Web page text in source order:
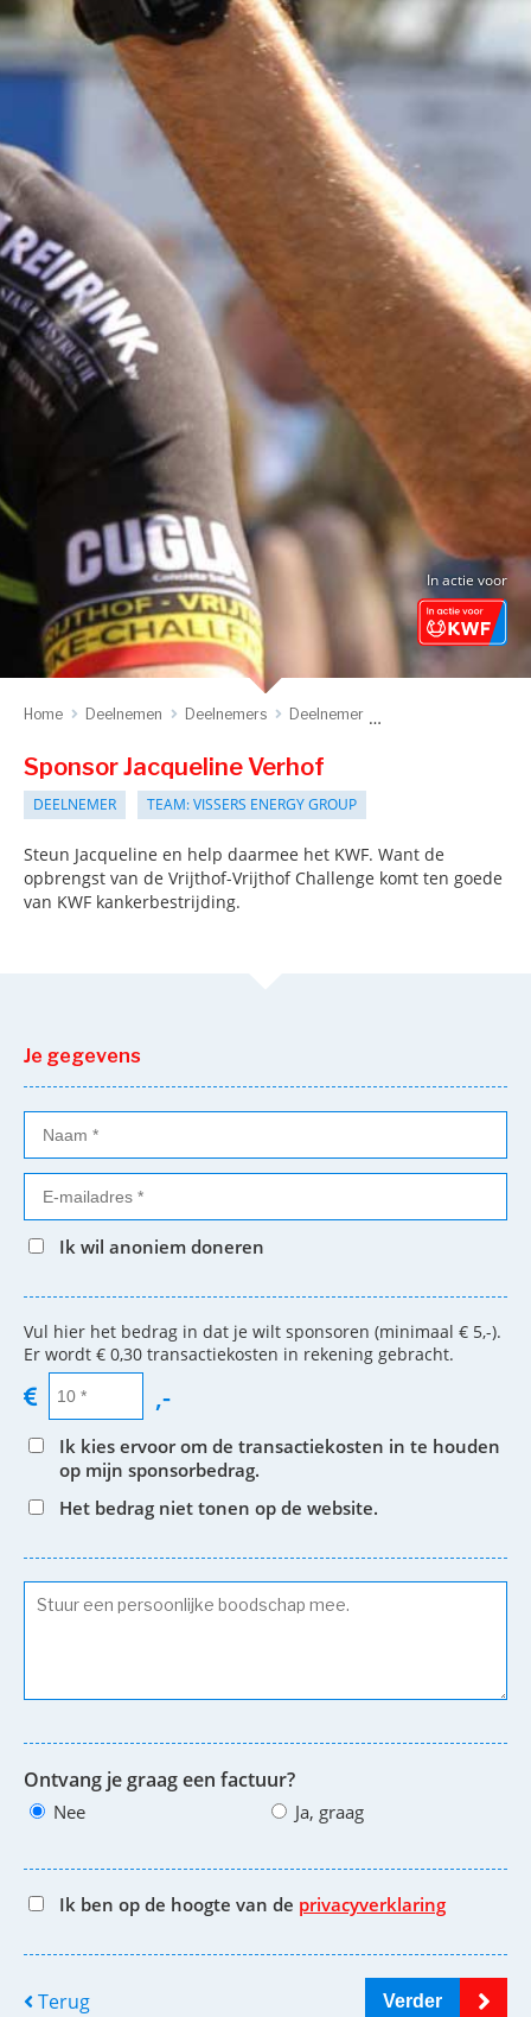
In actie voor
Home Deelnemen Deelnemers Deelnemer
Sponsor Jacqueline Verhof
DEELNEMER TEAM: VISSERS ENERGY GROUP
Steun Jacqueline en help daarmee het KWF. Want de
opbrengst van de Vrijthof-Vrijthof Challenge komt ten goede
van KWF kankerbestrijding.
Je gegevens
Ik wil anoniem doneren
Vul hier het bedrag in dat je wilt sponsoren (minimaal € 5,-).
Er wordt € 0,30 transactiekosten in rekening gebracht.
,-
Ik kies ervoor om de transactiekosten in te houden
op mijn sponsorbedrag.
Het bedrag niet tonen op de website.
Ontvang je graag een factuur?
Nee Ja, graag
Ik ben op de hoogte van de privacyverklaring
Terug Verder